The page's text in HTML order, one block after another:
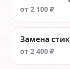
от 2 100 ₽
Замена
от 2 400 ₽